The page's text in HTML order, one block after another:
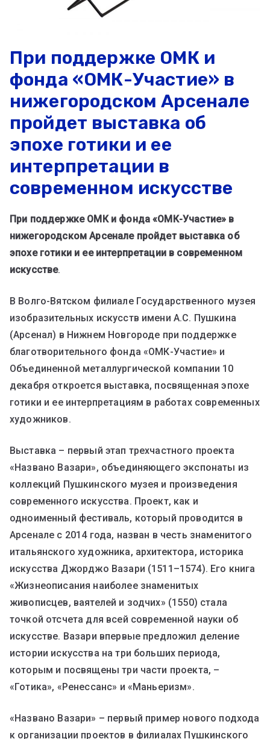
При поддержке ОМК и
фонда «ОМК-Участие» в
нижегородском Арсенале
пройдет выставка об
эпохе готики и ее
интерпретации в
современном искусстве
При поддержке ОМК и фонда «ОМК-Участие» в
нижегородском Арсенале пройдет выставка об
эпохе готики и ее интерпретации в современном
искусстве.
В Волго-Вятском филиале Государственного музея
изобразительных искусств имени А.С. Пушкина
(Арсенал) в Нижнем Новгороде при поддержке
благотворительного фонда «ОМК-Участие» и
Объединенной металлургической компании 10
декабря откроется выставка, посвященная эпохе
готики и ее интерпретациям в работах современных
художников.
Выставка – первый этап трехчастного проекта
«Названо Вазари», объединяющего экспонаты из
коллекций Пушкинского музея и произведения
современного искусства. Проект, как и
одноименный фестиваль, который проводится в
Арсенале с 2014 года, назван в честь знаменитого
итальянского художника, архитектора, историка
искусства Джорджо Вазари (1511–1574). Его книга
«Жизнеописания наиболее знаменитых
живописцев, ваятелей и зодчих» (1550) стала
точкой отсчета для всей современной науки об
искусстве. Вазари впервые предложил деление
истории искусства на три больших периода,
которым и посвящены три части проекта, –
«Готика», «Ренессанс» и «Маньеризм».
«Названо Вазари» – первый пример нового подхода
к организации проектов в филиалах Пушкинского